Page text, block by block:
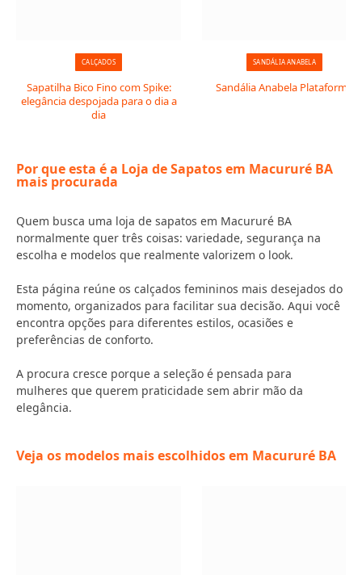
CALÇADOS
Sapatilha Bico Fino com Spike:
elegância despojada para o dia a
dia
SANDÁLIA ANABELA
Sandália Anabela Plataforma
Por que esta é a Loja de Sapatos em Macururé BA
mais procurada
Quem busca uma loja de sapatos em Macururé BA
normalmente quer três coisas: variedade, segurança na
escolha e modelos que realmente valorizem o look.
Esta página reúne os calçados femininos mais desejados do
momento, organizados para facilitar sua decisão. Aqui você
encontra opções para diferentes estilos, ocasiões e
preferências de conforto.
A procura cresce porque a seleção é pensada para
mulheres que querem praticidade sem abrir mão da
elegância.
Veja os modelos mais escolhidos em Macururé BA